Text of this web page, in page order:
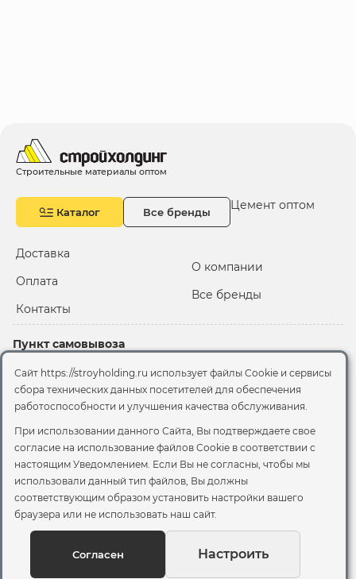
Строительные материалы оптом
Каталог Все бренды Цемент оптом
Доставка
Оплата
Контакты
О компании
Все бренды
Пункт самовывоза
2-й Иртышский проезд,
территория 2А стр.3
Офис
Москва, ул. Вятская, 49с1
© 2026 Стройхолдинг | г. Москва
Договор оферта
Политика конфиденциальности
Вы можете отозвать своё согласие, написав на
Сайт https://stroyholding.ru использует файлы Cookie и сервисы
сбора технических данных посетителей для обеспечения
работоспособности и улучшения качества обслуживания.
При использовании данного Сайта, Вы подтверждаете свое
согласие на использование файлов Cookie в соответствии с
настоящим Уведомлением. Если Вы не согласны, чтобы мы
использовали данный тип файлов, Вы должны
соответствующим образом установить настройки вашего
браузера или не использовать наш сайт.
Согласен Настроить